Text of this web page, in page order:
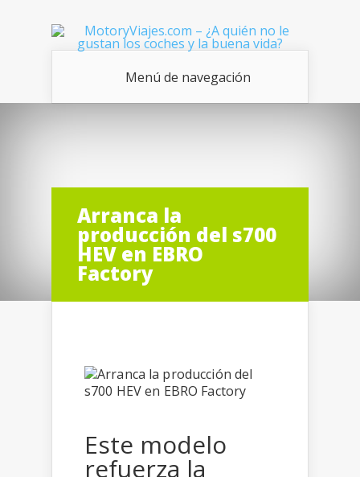
Menú de navegación
Arranca la
producción del s700
HEV en EBRO
Factory
Este modelo
refuerza la